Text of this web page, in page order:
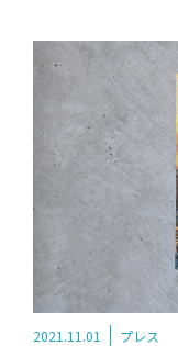
2021.11.01 プレス